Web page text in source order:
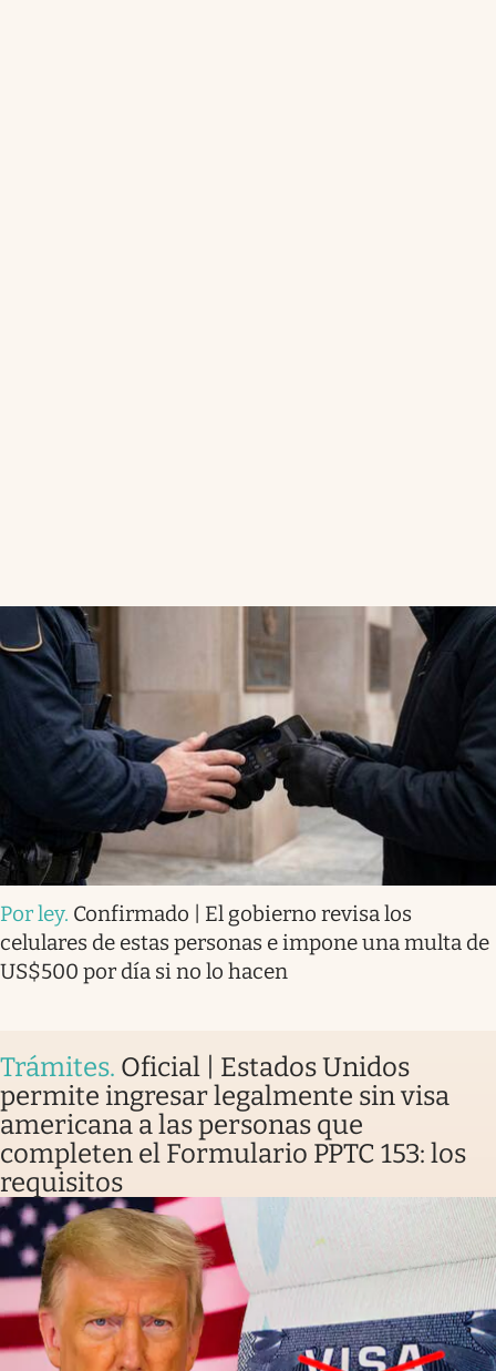
Por ley. Confirmado | El gobierno revisa los
celulares de estas personas e impone una multa de
US$500 por día si no lo hacen
Trámites. Oficial | Estados Unidos
permite ingresar legalmente sin visa
americana a las personas que
completen el Formulario PPTC 153: los
requisitos